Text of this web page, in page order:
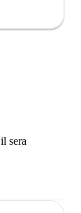
sera